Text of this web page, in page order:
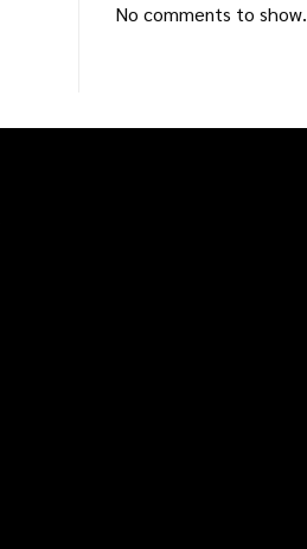
No comments to show.